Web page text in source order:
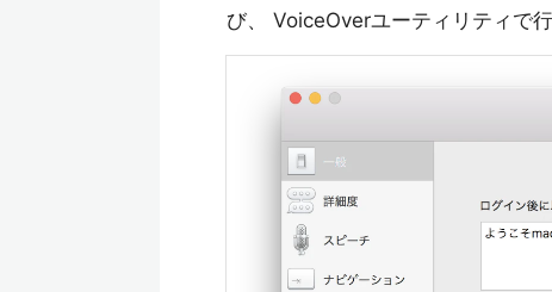
び、 VoiceOverユーティリティで行